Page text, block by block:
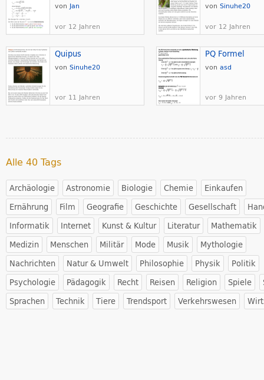
von Jan
vor 12 Jahren
von Sinuhe20
vor 12 Jahren
Quipus
von Sinuhe20
vor 11 Jahren
PQ Formel
von asd
vor 9 Jahren
Alle 40 Tags
Archäologie Astronomie Biologie Chemie
Einkaufen
Ernährung
Film Geografie Geschichte Gesellschaft
Informatik
Internet Kunst & Kultur Literatur
Mathematik
Medizin
Menschen Militär Mode Musik
Mythologie
Nachrichten
Natur & Umwelt Philosophie Physik
Politik
Psychologie
Pädagogik Recht Reisen Religion Spiele
Sprachen
Technik Tiere Trendsport Verkehrswesen